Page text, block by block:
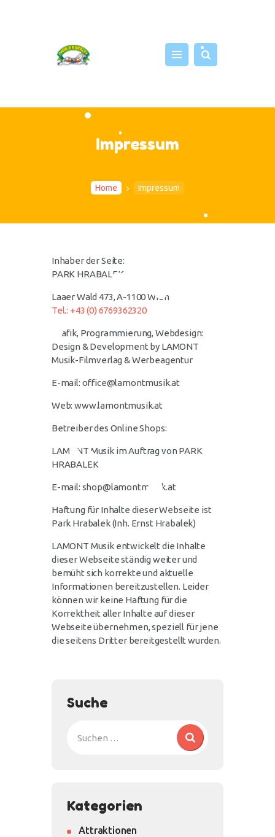
Impressum
Home Impressum
ÜBER UNS
Inhaber der Seite:
PARK HRABALEK
Laaer Wald 473, A-1100 Wien
Tel.: +43 (0) 6769362320
Grafik, Programmierung, Webdesign:
Design & Development by LAMONT
Musik-Filmverlag & Werbeagentur
E-mail: office@lamontmusik.at
Web: www.lamontmusik.at
Betreiber des Online Shops:
LAMONT Musik im Auftrag von PARK
HRABALEK
E-mail: shop@lamontmusik.at
Haftung für Inhalte dieser Webseite ist
Park Hrabalek (Inh. Ernst Hrabalek)
LAMONT Musik entwickelt die Inhalte
dieser Webseite ständig weiter und
bemüht sich korrekte und aktuelle
Informationen bereitzustellen. Leider
können wir keine Haftung für die
Korrektheit aller Inhalte auf dieser
Webseite übernehmen, speziell für jene
die seitens Dritter bereitgestellt wurden.
Suche
Kategorien
Attraktionen